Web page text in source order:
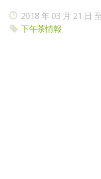
2018 年 03 月 21 日
下午茶情報